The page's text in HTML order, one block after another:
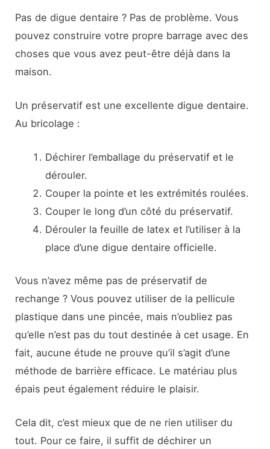
Pas de digue dentaire ? Pas de problème. Vous
pouvez construire votre propre barrage avec des
choses que vous avez peut-être déjà dans la
maison.
Un préservatif est une excellente digue dentaire.
Au bricolage :
Déchirer l’emballage du préservatif et le
dérouler.
Couper la pointe et les extrémités roulées.
Couper le long d’un côté du préservatif.
Dérouler la feuille de latex et l’utiliser à la
place d’une digue dentaire officielle.
Vous n’avez même pas de préservatif de
rechange ? Vous pouvez utiliser de la pellicule
plastique dans une pincée, mais n’oubliez pas
qu’elle n’est pas du tout destinée à cet usage. En
fait, aucune étude ne prouve qu’il s’agit d’une
méthode de barrière efficace. Le matériau plus
épais peut également réduire le plaisir.
Cela dit, c’est mieux que de ne rien utiliser du
tout. Pour ce faire, il suffit de déchirer un